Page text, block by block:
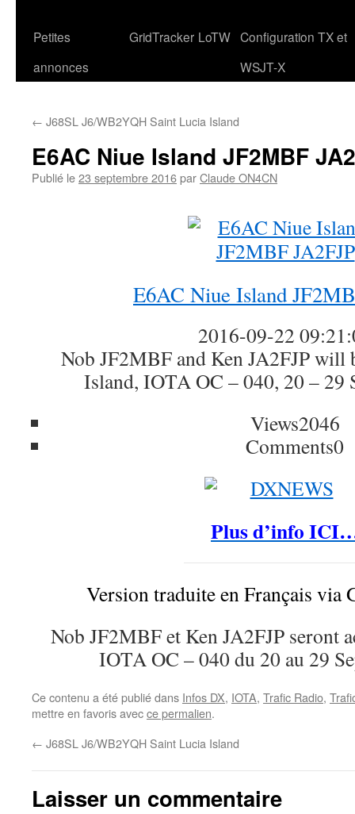
Petites
annonces
GridTracker LoTW Configuration TX et
WSJT-X
← J68SL J6/WB2YQH Saint Lucia Island
E6AC Niue Island JF2MBF
Publié le23 septembre 2016parClaude ON4CN
E6AC Niue Island
2016-09-22
Nob JF2MBF and Ken JA2FJP will
Island, IOTA OC – 040, 20 – 29
Views2046
Comments0
Plus d’info
Version traduite en Français via
Nob JF2MBF et Ken JA2FJP seront
IOTA OC – 040 du 20 au 29
Ce contenu a été publié dans Infos DX, IOTA, Trafic Radio,
mettre en favoris avecce permalien.
← J68SL J6/WB2YQH Saint Lucia Island
Laisser un commentaire